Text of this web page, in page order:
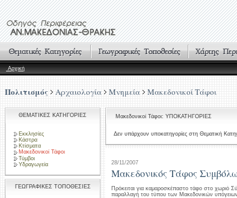
Αρχική
Πολιτισμός Αρχαιολογία Μνημεία Μακεδονικοί Τάφοι
ΘΕΜΑΤΙΚΕΣ ΚΑΤΗΓΟΡΙΕΣ
Εκκλησίες
Κάστρα
Κτίσματα
Μακεδονικοί Τάφοι
Τύμβοι
Υδραγωγεία
ΓΕΩΓΡΑΦΙΚΕΣ ΤΟΠΟΘΕΣΙΕΣ
Μακεδονικοί Τάφοι: ΥΠΟΚΑΤΗΓΟΡΙΕΣ
Δεν υπάρχουν υποκατηγορίες στη Θεματική
28/11/2007
Μακεδονικός Τάφος
Πρόκειται για καμαροσκέπαστο τάφο στο χωριό
παραλλαγή του τύπου των Μακεδονικών